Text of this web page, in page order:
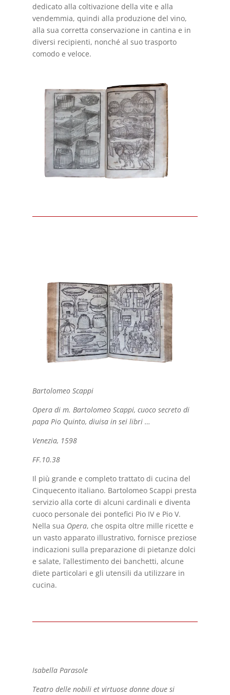
dedicato alla coltivazione della vite e alla
vendemmia, quindi alla produzione del vino,
alla sua corretta conservazione in cantina e in
diversi recipienti, nonché al suo trasporto
comodo e veloce.
Bartolomeo Scappi
Opera di m. Bartolomeo Scappi, cuoco secreto di
papa Pio Quinto, diuisa in sei libri …
Venezia, 1598
FF.10.38
Il più grande e completo trattato di cucina del
Cinquecento italiano. Bartolomeo Scappi presta
servizio alla corte di alcuni cardinali e diventa
cuoco personale dei pontefici Pio IV e Pio V.
Nella sua Opera, che ospita oltre mille ricette e
un vasto apparato illustrativo, fornisce preziose
indicazioni sulla preparazione di pietanze dolci
e salate, l’allestimento dei banchetti, alcune
diete particolari e gli utensili da utilizzare in
cucina.
Isabella Parasole
Teatro delle nobili et virtuose donne doue si